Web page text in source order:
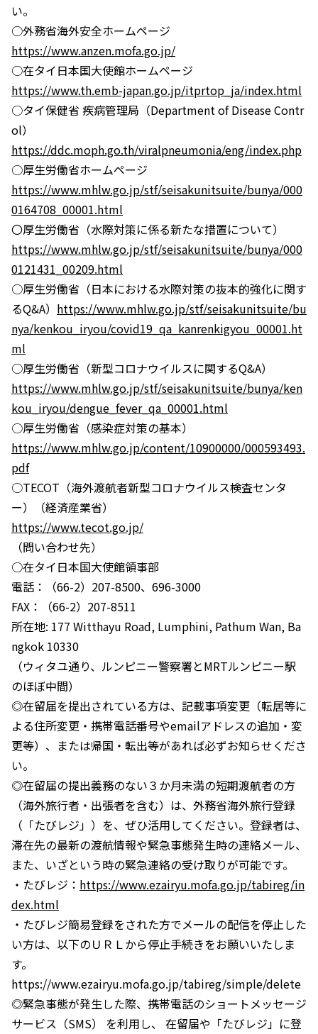
い。
○外務省海外安全ホームページ
https://www.anzen.mofa.go.jp/
○在タイ日本国大使館ホームページ
https://www.th.emb-japan.go.jp/itprtop_ja/index.html
○タイ保健省 疾病管理局（Department of Disease Contr
ol）
https://ddc.moph.go.th/viralpneumonia/eng/index.php
○厚生労働省ホームページ
https://www.mhlw.go.jp/stf/seisakunitsuite/bunya/000
0164708_00001.html
〇厚生労働省（水際対策に係る新たな措置について）
https://www.mhlw.go.jp/stf/seisakunitsuite/bunya/000
0121431_00209.html
○厚生労働省（日本における水際対策の抜本的強化に関す
るQ&A） https://www.mhlw.go.jp/stf/seisakunitsuite/bu
nya/kenkou_iryou/covid19_qa_kanrenkigyou_00001.ht
ml
○厚生労働省（新型コロナウイルスに関するQ&A）
https://www.mhlw.go.jp/stf/seisakunitsuite/bunya/ken
kou_iryou/dengue_fever_qa_00001.html
○厚生労働省（感染症対策の基本）
https://www.mhlw.go.jp/content/10900000/000593493.
pdf
○TECOT（海外渡航者新型コロナウイルス検査センタ
ー）（経済産業省）
https://www.tecot.go.jp/
（問い合わせ先）
○在タイ日本国大使館領事部
電話：（66-2）207-8500、696-3000
FAX：（66-2）207-8511
所在地: 177 Witthayu Road, Lumphini, Pathum Wan, Ba
ngkok 10330
（ウィタユ通り、ルンピニー警察署とMRTルンピニー駅
のほぼ中間）
◎在留届を提出されている方は、記載事項変更（転居等に
よる住所変更・携帯電話番号やemailアドレスの追加・変
更等）、または帰国・転出等があれば必ずお知らせくださ
い。
◎在留届の提出義務のない３か月未満の短期渡航者の方
（海外旅行者・出張者を含む）は、外務省海外旅行登録
（「たびレジ」）を、ぜひ活用してください。登録者は、
滞在先の最新の渡航情報や緊急事態発生時の連絡メール、
また、いざという時の緊急連絡の受け取りが可能です。
・たびレジ： https://www.ezairyu.mofa.go.jp/tabireg/in
dex.html
・たびレジ簡易登録をされた方でメールの配信を停止した
い方は、以下のＵＲＬから停止手続きをお願いいたしま
す。
https://www.ezairyu.mofa.go.jp/tabireg/simple/delete
◎緊急事態が発生した際、携帯電話のショートメッセージ
サービス（SMS） を利用し、 在留届や「たびレジ」に登